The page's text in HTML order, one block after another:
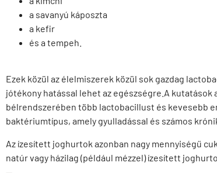
a savanyú káposzta
a kefir
és a tempeh.
Ezek közül az élelmiszerek közül sok gazdag
jótékony hatással lehet az egészségre.A
bélrendszerében több lactobacillust és kevesebb
baktériumtípus, amely gyulladással és számos
Az ízesített joghurtok azonban nagy mennyiségű
natúr vagy házilag (például mézzel) ízesített